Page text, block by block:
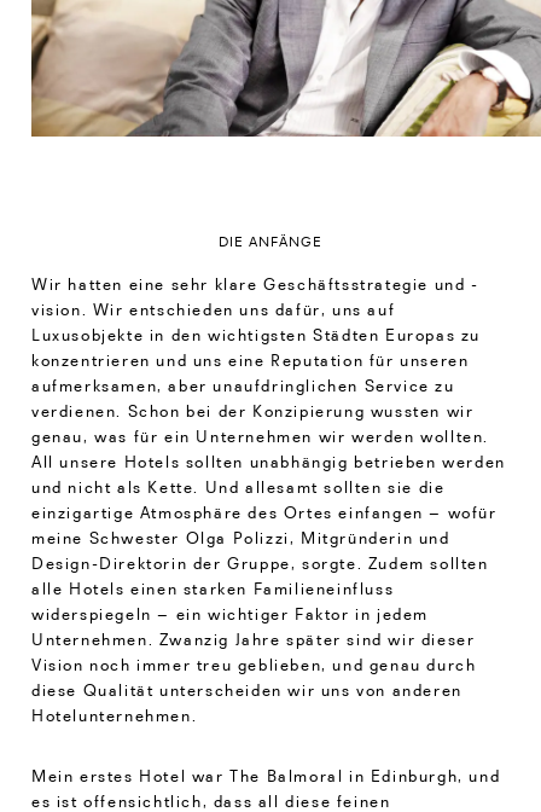
DIE ANFÄNGE
Wir hatten eine sehr klare Geschäftsstrategie und -
vision. Wir entschieden uns dafür, uns auf
Luxusobjekte in den wichtigsten Städten Europas zu
konzentrieren und uns eine Reputation für unseren
aufmerksamen, aber unaufdringlichen Service zu
verdienen. Schon bei der Konzipierung wussten wir
genau, was für ein Unternehmen wir werden wollten.
All unsere Hotels sollten unabhängig betrieben werden
und nicht als Kette. Und allesamt sollten sie die
einzigartige Atmosphäre des Ortes einfangen – wofür
meine Schwester Olga Polizzi, Mitgründerin und
Design-Direktorin der Gruppe, sorgte. Zudem sollten
alle Hotels einen starken Familieneinfluss
widerspiegeln – ein wichtiger Faktor in jedem
Unternehmen. Zwanzig Jahre später sind wir dieser
Vision noch immer treu geblieben, und genau durch
diese Qualität unterscheiden wir uns von anderen
Hotelunternehmen.
Mein erstes Hotel war The Balmoral in Edinburgh, und
es ist offensichtlich, dass all diese feinen